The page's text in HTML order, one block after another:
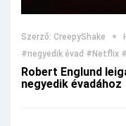
Szerző: CreepyShake
#negyedik évad #Netflix
Robert Englund
negyedik évadához